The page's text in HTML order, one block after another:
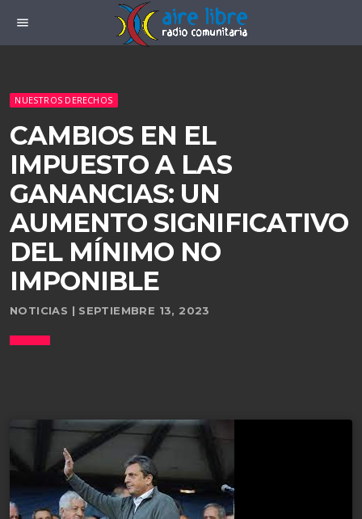
menu
NUESTROS DERECHOS
CAMBIOS EN EL
IMPUESTO A LAS
GANANCIAS: UN
AUMENTO SIGNIFICATIVO
DEL MÍNIMO NO
IMPONIBLE
NOTICIAS | SEPTIEMBRE 13, 2023